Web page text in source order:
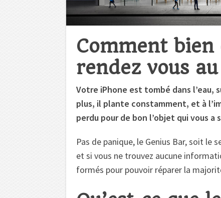
Comment
rendez vous
Votre iPhone est tombé dans l’eau,
plus, il plante constamment, et à
perdu pour de bon l’objet qui vous a
Pas de panique, le Genius Bar, soit le
et si vous ne trouvez aucune
formés pour pouvoir réparer la